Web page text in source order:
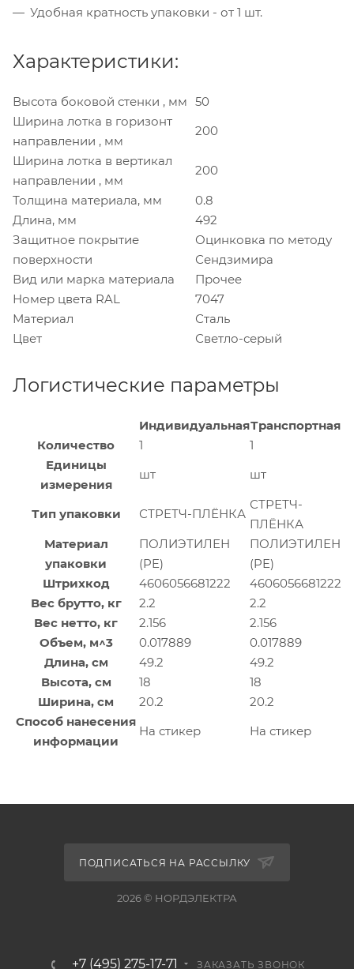
Удобная кратность упаковки - от 1 шт.
Характеристики:
Высота боковой стенки , мм 50
Ширина лотка в горизонт
направлении , мм
200
Ширина лотка в вертикал
направлении , мм
200
Толщина материала, мм
0.8
Длина, мм
492
Защитное покрытие
поверхности
Оцинковка по методу
Сендзимира
Вид или марка материала
Прочее
Номер цвета RAL
7047
Материал
Сталь
Цвет
Светло-серый
Логистические параметры
ИндивидуальнаяТранспортная
Количество
1
1
Единицы
измерения
шт шт
Тип упаковки СТРЕТЧ-ПЛЁНКА
СТРЕТЧ-
ПЛЁНКА
Материал
упаковки
ПОЛИЭТИЛЕН
(PE)
ПОЛИЭТИЛЕН
(PE)
Штрихкод
4606056681222
4606056681222
Вес брутто, кг
2.2
2.2
Вес нетто, кг
2.156
2.156
Объем, м^3
0.017889
0.017889
Длина, см
49.2
49.2
Высота, см
18
18
Ширина, см
20.2
20.2
Способ нанесения
информации
На стикер На стикер
ПОДПИСАТЬСЯ НА РАССЫЛКУ
2026 © НОРДЭЛЕКТРА
+7 (495) 275-17-71 ЗАКАЗАТЬ ЗВОНОК